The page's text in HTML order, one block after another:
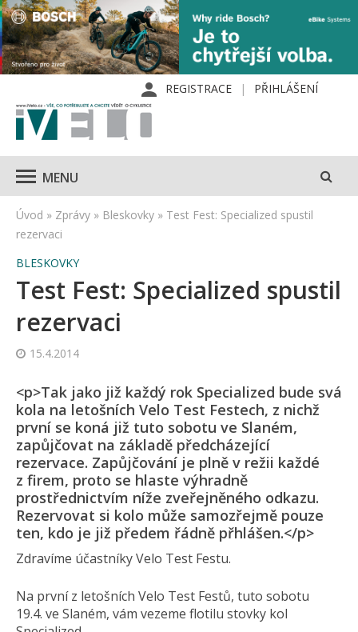
REGISTRACE PŘIHLÁŠENÍ
MENU
Úvod » Zprávy » Bleskovky » Test Fest: Specialized spustil
rezervaci
BLESKOVKY
Test Fest: Specialized spustil
rezervaci
15.4.2014
<p>Tak jako již každý rok Specialized bude svá
kola na letošních Velo Test Festech, z nichž
první se koná již tuto sobotu ve Slaném,
zapůjčovat na základě předcházející
rezervace. Zapůjčování je plně v režii každé
z firem, proto se hlaste výhradně
prostřednictvím níže zveřejněného odkazu.
Rezervovat si kolo může samozřejmě pouze
ten, kdo je již předem řádně přhlášen.</p>
Zdravíme účastníky Velo Test Festu.
Na první z letošních Velo Test Festů, tuto sobotu
19.4. ve Slaném, vám vezeme flotilu stovky kol